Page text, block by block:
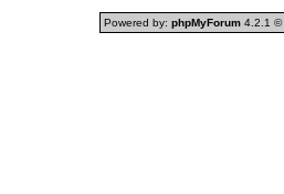
Powered by: phpMyForum4.2.1 ©